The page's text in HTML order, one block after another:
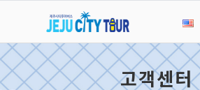
고객센터